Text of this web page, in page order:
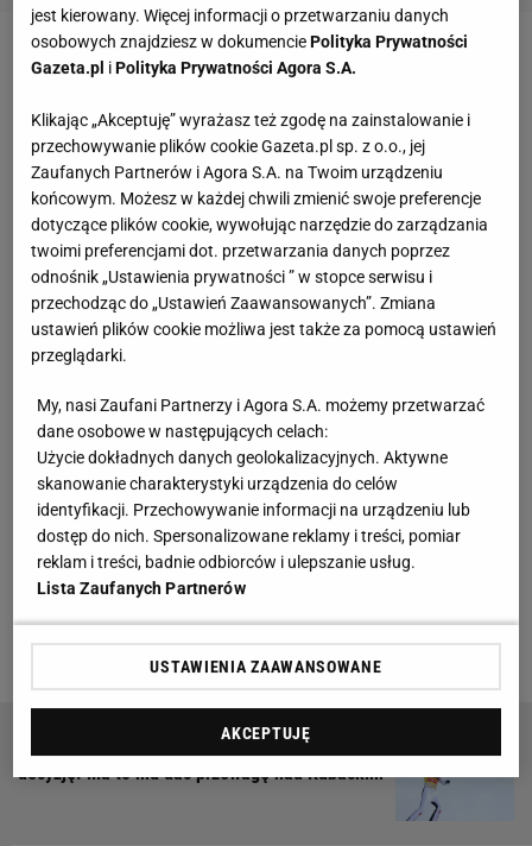
Zobacz wideoAdam Małysz pokazał, jak naprawdę
Skandal podczas zawodów skoków narciarskich.
Norweg był "filmowany z ukrycia"
Gdy Norweg zasiadł na belce startowej i
przygotowywał się do skoku, tuż obok niego
niespodziewanie pojawił się pewien mężczyzna.
Wyjął telefon komórkowy i zaczął nagrywać
skoczka. Był naprawdę blisko. Andersen nie
zareagował i po chwili pomknął w dół zeskoku.
Skoczył zaledwie 100 metrów i po pierwszej serii
zajmował dopiero 18. miejsce. Zawody ostatecznie
ukończył na 22. pozycji. Wygrał reprezentant
gospodarzy, Johannes Lamparter.
Halvor Egner Granerud podjął strategiczną
decyzję. Ma to mu dać przewagę nad Kubackim
jest kierowany. Więcej informacji o przetwarzaniu danych
osobowych znajdziesz w dokumenciePolityka Prywatności
Gazeta.pl iPolityka Prywatności Agora S.A.
Klikając „Akceptuję” wyrażasz też zgodę na zainstalowanie i
przechowywanie plików cookie Gazeta.pl sp. z o.o., jej
Zaufanych Partnerów i Agora S.A. na Twoim urządzeniu
końcowym. Możesz w każdej chwili zmienić swoje preferencje
dotyczące plików cookie, wywołując narzędzie do zarządzania
twoimi preferencjami dot. przetwarzania danych poprzez
odnośnik „Ustawienia prywatności ” w stopce serwisu i
przechodząc do „Ustawień Zaawansowanych”. Zmiana
ustawień plików cookie możliwa jest także za pomocą ustawień
przeglądarki.
My, nasi Zaufani Partnerzy i Agora S.A. możemy przetwarzać
dane osobowe w następujących celach:
Użycie dokładnych danych geolokalizacyjnych. Aktywne
skanowanie charakterystyki urządzenia do celów
identyfikacji. Przechowywanie informacji na urządzeniu lub
dostęp do nich. Spersonalizowane reklamy i treści, pomiar
reklam i treści, badnie odbiorców i ulepszanie usług.
Lista Zaufanych Partnerów
USTAWIENIA ZAAWANSOWANE
AKCEPTUJĘ